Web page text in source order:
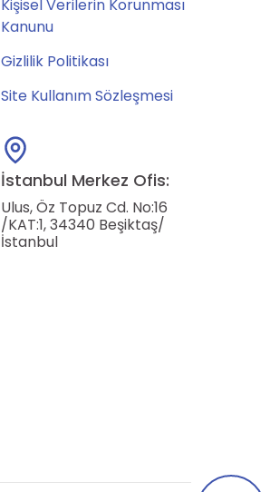
Kişisel Verilerin Korunması
Kanunu
Gizlilik Politikası
Site Kullanım Sözleşmesi
İstanbul Merkez Ofis:
Ulus, Öz Topuz Cd. No:16
/KAT:1, 34340 Beşiktaş/
İstanbul